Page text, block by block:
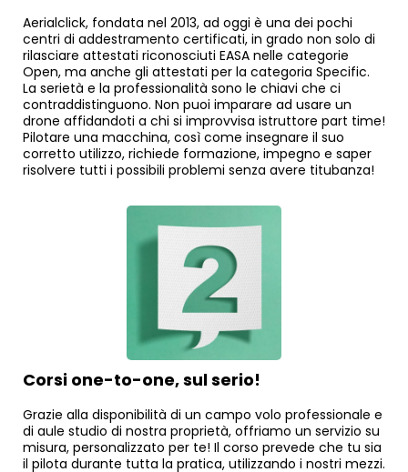
Aerialclick, fondata nel 2013, ad oggi è una dei pochi
centri di addestramento certificati, in grado non solo di
rilasciare attestati riconosciuti EASA nelle categorie
Open, ma anche gli attestati per la categoria Specific.
La serietà e la professionalità sono le chiavi che ci
contraddistinguono. Non puoi imparare ad usare un
drone affidandoti a chi si improvvisa istruttore part time!
Pilotare una macchina, così come insegnare il suo
corretto utilizzo, richiede formazione, impegno e saper
risolvere tutti i possibili problemi senza avere titubanza!
Corsi one-to-one, sul serio!
Grazie alla disponibilità di un campo volo professionale e
di aule studio di nostra proprietà, offriamo un servizio su
misura, personalizzato per te! Il corso prevede che tu sia
il pilota durante tutta la pratica, utilizzando i nostri mezzi.